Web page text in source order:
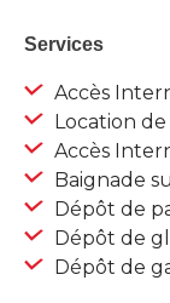
Services
Accès
Location
Accès
Baignade
Dépôt de
Dépôt de
Dépôt de